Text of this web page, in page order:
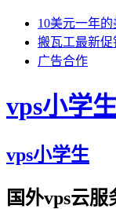
10美元一年
搬瓦工最新促
广告合作
vps小学
vps小学生
国外vps云